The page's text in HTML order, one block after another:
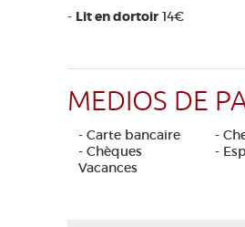
- Lit en dortoir 14€
MEDIOS DE
- Carte bancaire
-
- Chèques
Vacances
-